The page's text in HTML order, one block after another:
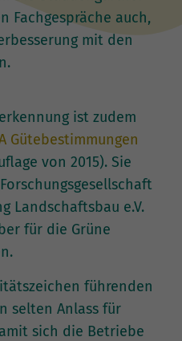
Fachgespräche auch,
mit den
ist zudem
Gütebestimmungen
von 2015). Sie
Landschaftsbau e.V.
für die Grüne
führenden
selten Anlass für
sich die Betriebe